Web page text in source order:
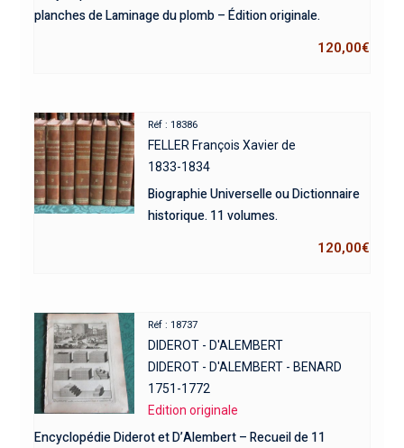
planches de Laminage du plomb – Édition originale.
120,00€
Réf : 18386
FELLER François Xavier de
1833-1834
Biographie Universelle ou Dictionnaire
historique. 11 volumes.
120,00€
Réf : 18737
DIDEROT - D'ALEMBERT
DIDEROT - D'ALEMBERT - BENARD
1751-1772
Edition originale
Encyclopédie Diderot et D’Alembert – Recueil de 11